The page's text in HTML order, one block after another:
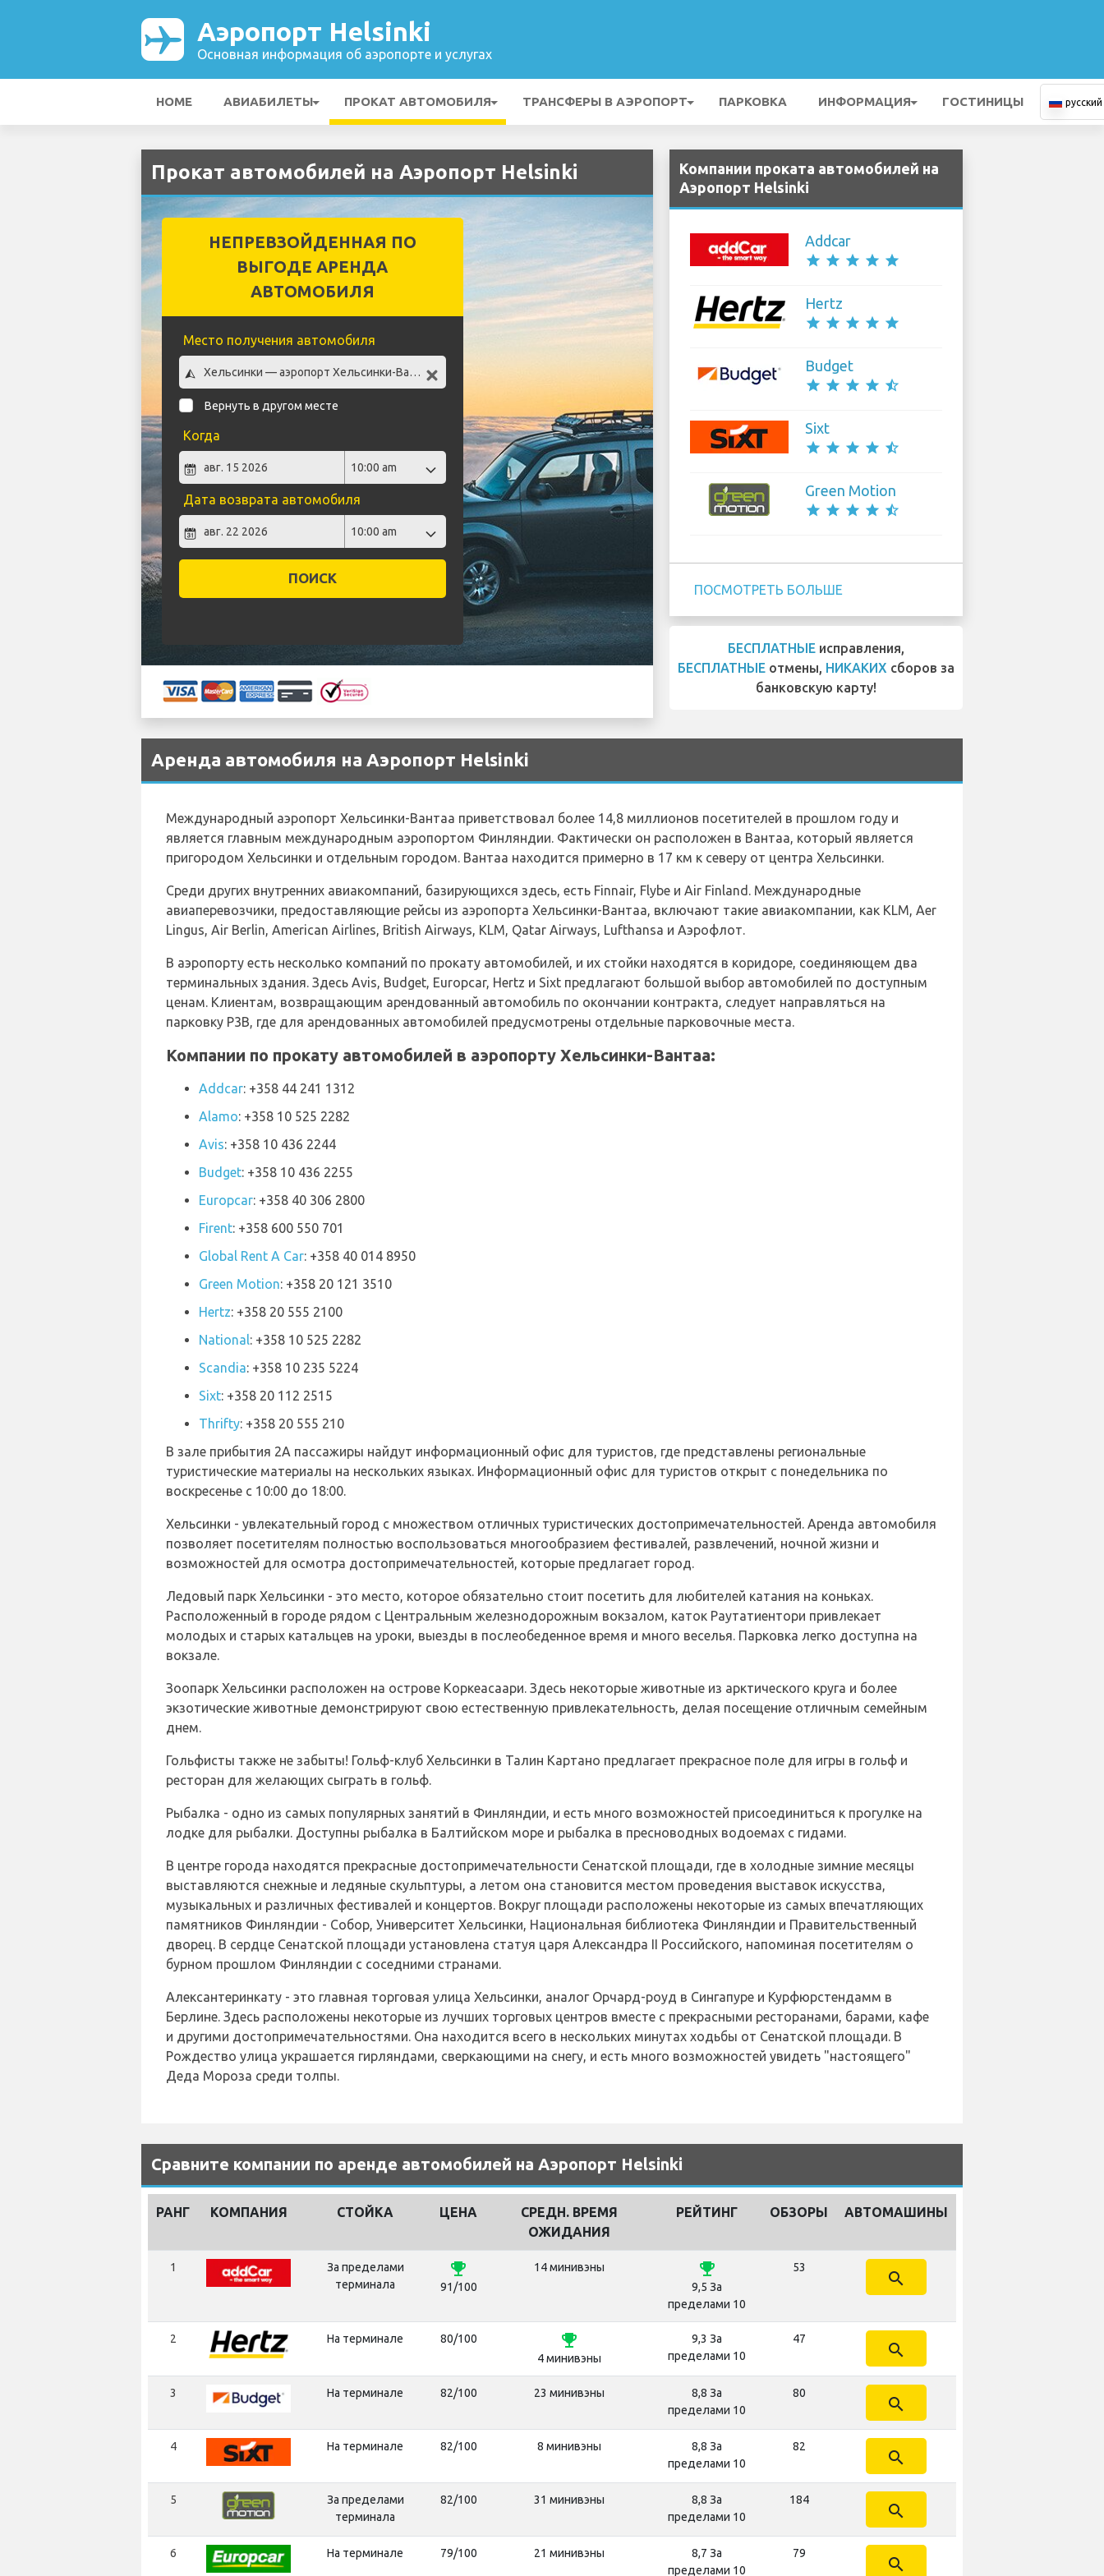
Аэропорт Helsinki
Основная информация об аэропорте и услугах
HOME АВИАБИЛЕТЫ ПРОКАТ АВТОМОБИЛЯ ТРАНСФЕРЫ В АЭРОПОРТ ПАРКОВКА ИНФОРМАЦИЯ ГОСТИНИЦЫ русский
Прокат автомобилей на Аэропорт Helsinki
НЕПРЕВЗОЙДЕННАЯ ПО
ВЫГОДЕ АРЕНДА
АВТОМОБИЛЯ
Место получения автомобиля
Вернуть в другом месте
Когда
Дата возврата автомобиля
ПОИСК
Компании проката автомобилей на
Аэропорт Helsinki
Addcar
star star star star star
Hertz
star star star star star
Budget
star star star star star_half
Sixt
star star star star star_half
Green Motion
star star star star star_half
ПОСМОТРЕТЬ БОЛЬШЕ
БЕСПЛАТНЫЕ исправления,
БЕСПЛАТНЫЕ отмены, НИКАКИХ сборов за
банковскую карту!
Аренда автомобиля на Аэропорт Helsinki
Международный аэропорт Хельсинки-Вантаа приветствовал более 14,8 миллионов посетителей в прошлом году и
является главным международным аэропортом Финляндии. Фактически он расположен в Вантаа, который является
пригородом Хельсинки и отдельным городом. Вантаа находится примерно в 17 км к северу от центра Хельсинки.
Среди других внутренних авиакомпаний, базирующихся здесь, есть Finnair, Flybe и Air Finland. Международные
авиаперевозчики, предоставляющие рейсы из аэропорта Хельсинки-Вантаа, включают такие авиакомпании, как KLM, Aer
Lingus, Air Berlin, American Airlines, British Airways, KLM, Qatar Airways, Lufthansa и Аэрофлот.
В аэропорту есть несколько компаний по прокату автомобилей, и их стойки находятся в коридоре, соединяющем два
терминальных здания. Здесь Avis, Budget, Europcar, Hertz и Sixt предлагают большой выбор автомобилей по доступным
ценам. Клиентам, возвращающим арендованный автомобиль по окончании контракта, следует направляться на
парковку P3B, где для арендованных автомобилей предусмотрены отдельные парковочные места.
Компании по прокату автомобилей в аэропорту Хельсинки-Вантаа:
Addcar: +358 44 241 1312
Alamo: +358 10 525 2282
Avis: +358 10 436 2244
Budget: +358 10 436 2255
Europcar: +358 40 306 2800
Firent: +358 600 550 701
Global Rent A Car: +358 40 014 8950
Green Motion: +358 20 121 3510
Hertz: +358 20 555 2100
National: +358 10 525 2282
Scandia: +358 10 235 5224
Sixt: +358 20 112 2515
Thrifty: +358 20 555 210
В зале прибытия 2A пассажиры найдут информационный офис для туристов, где представлены региональные
туристические материалы на нескольких языках. Информационный офис для туристов открыт с понедельника по
воскресенье с 10:00 до 18:00.
Хельсинки - увлекательный город с множеством отличных туристических достопримечательностей. Аренда автомобиля
позволяет посетителям полностью воспользоваться многообразием фестивалей, развлечений, ночной жизни и
возможностей для осмотра достопримечательностей, которые предлагает город.
Ледовый парк Хельсинки - это место, которое обязательно стоит посетить для любителей катания на коньках.
Расположенный в городе рядом с Центральным железнодорожным вокзалом, каток Раутатиентори привлекает
молодых и старых катальцев на уроки, выезды в послеобеденное время и много веселья. Парковка легко доступна на
вокзале.
Зоопарк Хельсинки расположен на острове Коркеасаари. Здесь некоторые животные из арктического круга и более
экзотические животные демонстрируют свою естественную привлекательность, делая посещение отличным семейным
днем.
Гольфисты также не забыты! Гольф-клуб Хельсинки в Талин Картано предлагает прекрасное поле для игры в гольф и
ресторан для желающих сыграть в гольф.
Рыбалка - одно из самых популярных занятий в Финляндии, и есть много возможностей присоединиться к прогулке на
лодке для рыбалки. Доступны рыбалка в Балтийском море и рыбалка в пресноводных водоемах с гидами.
В центре города находятся прекрасные достопримечательности Сенатской площади, где в холодные зимние месяцы
выставляются снежные и ледяные скульптуры, а летом она становится местом проведения выставок искусства,
музыкальных и различных фестивалей и концертов. Вокруг площади расположены некоторые из самых впечатляющих
памятников Финляндии - Собор, Университет Хельсинки, Национальная библиотека Финляндии и Правительственный
дворец. В сердце Сенатской площади установлена статуя царя Александра II Российского, напоминая посетителям о
бурном прошлом Финляндии с соседними странами.
Алексантеринкату - это главная торговая улица Хельсинки, аналог Орчард-роуд в Сингапуре и Курфюрстендамм в
Берлине. Здесь расположены некоторые из лучших торговых центров вместе с прекрасными ресторанами, барами, кафе
и другими достопримечательностями. Она находится всего в нескольких минутах ходьбы от Сенатской площади. В
Рождество улица украшается гирляндами, сверкающими на снегу, и есть много возможностей увидеть "настоящего"
Деда Мороза среди толпы.
Сравните компании по аренде автомобилей на Аэропорт Helsinki
РАНГ КОМПАНИЯ СТОЙКА ЦЕНА
СРЕДН. ВРЕМЯ
ОЖИДАНИЯ
РЕЙТИНГ ОБЗОРЫ АВТОМАШИНЫ
1
За пределами
терминала
emoji_events
91/100
14 минивэны emoji_events
9,5 За
пределами 10
53
search
2 На терминале 80/100 emoji_events
4 минивэны
9,3 За
пределами 10
47
search
3 На терминале 82/100 23 минивэны
8,8 За
пределами 10
80
search
4 На терминале 82/100 8 минивэны
8,8 За
пределами 10
82
search
5
За пределами
терминала
82/100 31 минивэны
8,8 За
пределами 10
184
search
6 На терминале 79/100 21 минивэны
8,7 За
пределами 10
79
search